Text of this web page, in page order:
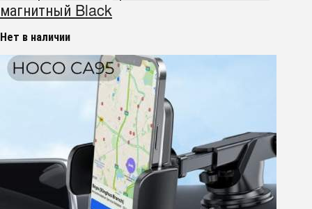
магнитный Black
Нет в наличии